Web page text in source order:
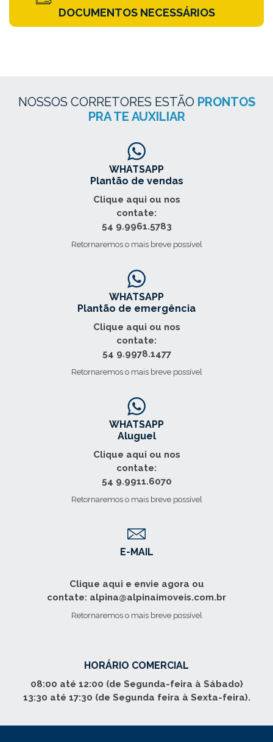
DOCUMENTOS NECESSÁRIOS
NOSSOS CORRETORES ESTÃO PRONTOS
PRA TE AUXILIAR
WHATSAPP
Plantão de vendas
Clique aqui ou nos
contate:
54 9.9961.5783
Retornaremos o mais breve possível
WHATSAPP
Plantão de emergência
Clique aqui ou nos
contate:
54 9.9978.1477
Retornaremos o mais breve possível
WHATSAPP
Aluguel
Clique aqui ou nos
contate:
54 9.9911.6070
Retornaremos o mais breve possível
E-MAIL
Clique aqui e envie agora ou
contate: alpina@alpinaimoveis.com.br
Retornaremos o mais breve possível
HORÁRIO COMERCIAL
08:00 até 12:00 (de Segunda-feira à Sábado)
13:30 até 17:30 (de Segunda feira à Sexta-feira).